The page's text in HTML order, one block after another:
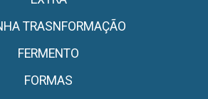
TRASNFORMAÇÃO
FERMENTO
FORMAS